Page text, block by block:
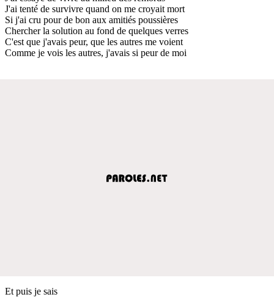
J'ai tenté de survivre quand on me croyait mort
Si j'ai cru pour de bon aux amitiés poussières
Chercher la solution au fond de quelques verres
C'est que j'avais peur, que les autres me voient
Comme je vois les autres, j'avais si peur de moi
Et puis je sais